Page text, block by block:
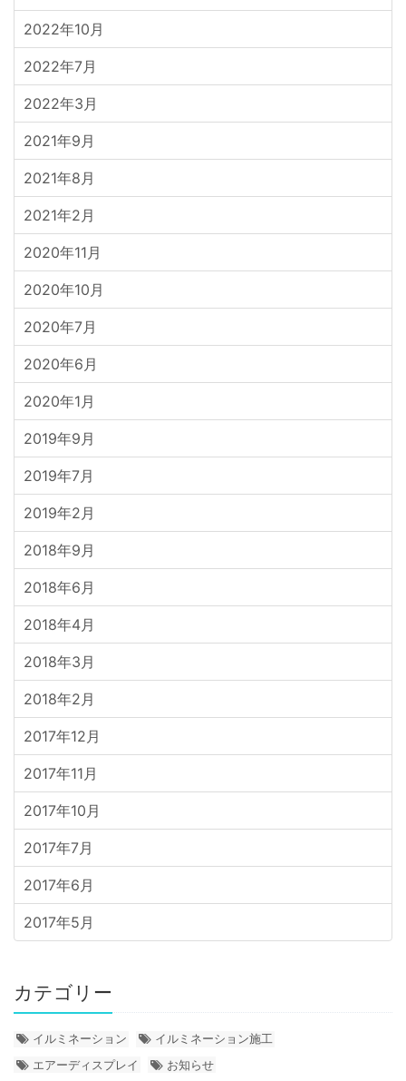
2022年10月
2022年7月
2022年3月
2021年9月
2021年8月
2021年2月
2020年11月
2020年10月
2020年7月
2020年6月
2020年1月
2019年9月
2019年7月
2019年2月
2018年9月
2018年6月
2018年4月
2018年3月
2018年2月
2017年12月
2017年11月
2017年10月
2017年7月
2017年6月
2017年5月
カテゴリー
イルミネーション
イルミネーション施工
エアーディスプレイ
お知らせ